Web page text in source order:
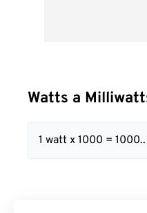
Watts a
1 watt x 1000 = 1000..